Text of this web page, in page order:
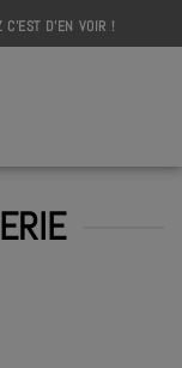
C'EST D'EN VOIR !